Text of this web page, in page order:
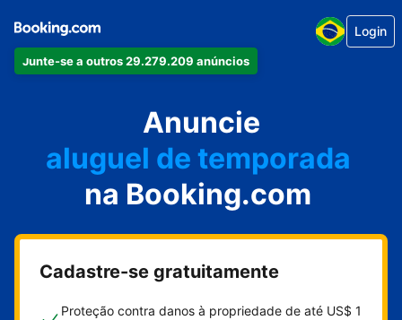
Junte-se a outros 29.279.209 anúncios
Login
Anuncie
seu apartamento
seu hotel
aluguel de temporada
sua pousada
sua casa
na Booking.com
Cadastre-se gratuitamente
Proteção contra danos à propriedade de até US$ 1